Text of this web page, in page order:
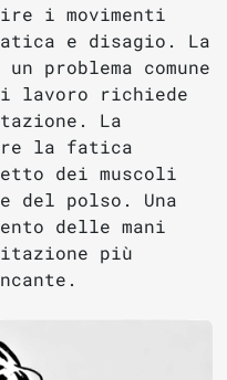
i movimenti
e disagio. La
problema comune
lavoro richiede
La
la fatica
dei muscoli
del polso. Una
delle mani
più